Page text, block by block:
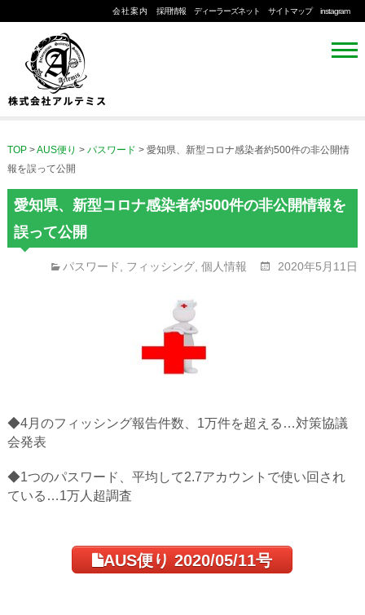
会社案内 採用情報 ディーラーズネット サイトマップ instagram
TOP>AUS便り > パスワード > 愛知県、新型コロナ感染者約500件の非公開情
報を誤って公開
愛知県、新型コロナ感染者約500件の非公開情報を
誤って公開
2020年5月11日
パスワード フィッシング ,個人情報
◆4月のフィッシング報告件数、1万件を超える…対策協議
会発表
◆1つのパスワード、平均して2.7アカウントで使い回され
ている…1万人超調査
AUS便り 2020/05/11号